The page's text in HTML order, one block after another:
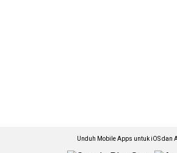
Unduh Mobile Apps untuk iOS dan